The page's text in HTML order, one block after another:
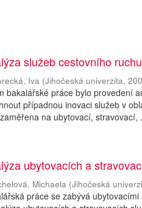
služeb cestovního
Iva (Jihočeská univerzita,
bakalářské práce bylo provedení
případnou inovaci služeb v
na ubytovací, stravovací,
ubytovacích a
Michaela (Jihočeská
práce se zabývá